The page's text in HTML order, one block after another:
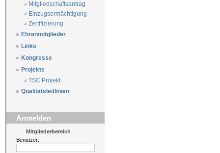
Mitgliedschaftsantrag
Einzugsermächtigung
Zertifizierung
Ehrenmitglieder
Links
Kongresse
Projekte
TSC Projekt
Qualitätsleitlinien
Anmelden
Mitgliederbereich
Benutzer: